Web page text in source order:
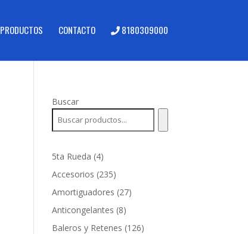
PRODUCTOS CONTACTO 8180309000
Buscar
5ta Rueda 44
productos
Accesorios 235235
productos
Amortiguadores 2727
Anticongelantes 88
productos
Baleros y Retenes 126126